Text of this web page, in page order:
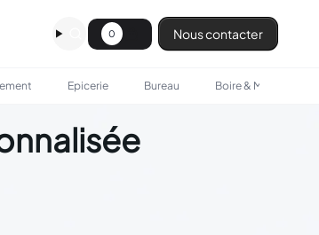
0 Nous contacter
Epicerie Bureau Boire & Manger